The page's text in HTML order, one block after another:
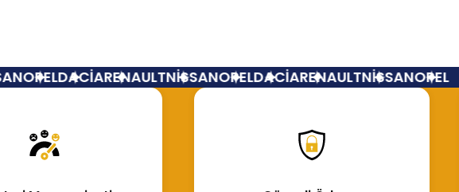
OPELDACİARENAULTNİSSANOPELDACİARENAULTNİSSANOPEL